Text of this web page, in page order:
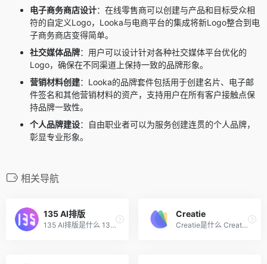
电子商务商店设计：在线零售商可以创建与产品和目标受众相
符的自定义Logo，Looka与电商平台的集成将新Logo整合到电
子商务商店变得简单。
社交媒体品牌：用户可以设计针对各种社交媒体平台优化的
Logo，确保在不同渠道上保持一致的品牌形象。
营销材料创建：Looka的品牌套件包括用于创建名片、电子邮
件签名和其他营销材料的资产，支持用户在所有客户接触点保
持品牌一致性。
个人品牌建设：自由职业者可以为服务创建连贯的个人品牌，
彰显专业形象。
相关导航
135 AI排版
135 AI排版是什么 135 AI排版...
Creatie
Creatie是什么 Creatie是一款...